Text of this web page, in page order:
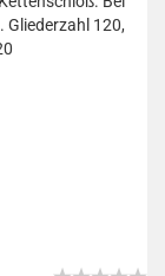
Gliederzahl 120,